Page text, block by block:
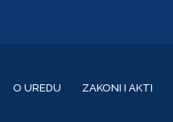
O UREDU ZAKONI I AKTI